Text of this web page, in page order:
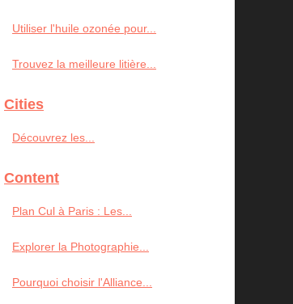
Utiliser l'huile ozonée pour...
Trouvez la meilleure litière...
Cities
Découvrez les...
Content
Plan Cul à Paris : Les...
Explorer la Photographie...
Pourquoi choisir l'Alliance...